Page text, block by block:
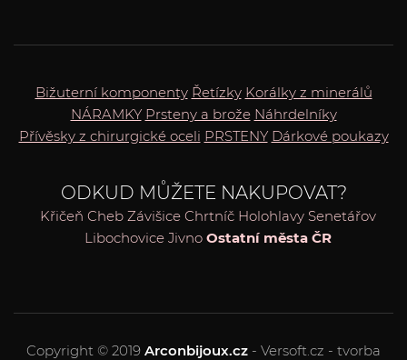
Bižuterní komponenty Řetízky Korálky z minerálů
NÁRAMKY Prsteny a brože Náhrdelníky
Přívěsky z chirurgické oceli PRSTENY Dárkové poukazy
ODKUD MŮŽETE NAKUPOVAT?
Křičeň Cheb Závišice Chrtníč Holohlavy Senetářov
Libochovice Jivno Ostatní města ČR
Copyright © 2019 Arconbijoux.cz - Versoft.cz - tvorba